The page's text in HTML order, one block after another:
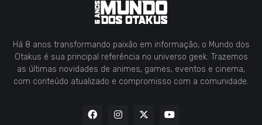
Há 8 anos transformando paixão em informação, o Mundo dos
Otakus é sua principal referência no universo geek. Trazemos
as últimas novidades de animes, games, eventos e cinema,
com conteúdo atualizado e compromisso com a comunidade.